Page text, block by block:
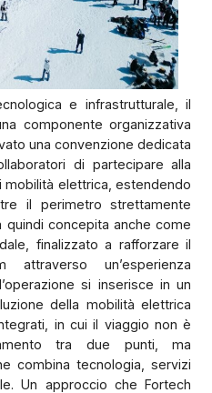
e infrastrutturale, il
componente organizzativa
una convenzione dedicata
di partecipare alla
mobilità elettrica, estendendo
il perimetro strettamente
quindi concepita anche come
finalizzato a rafforzare il
un’esperienza
si inserisce in un
della mobilità elettrica
in cui il viaggio non è
tra due punti, ma
combina tecnologia, servizi
Un approccio che Fortech